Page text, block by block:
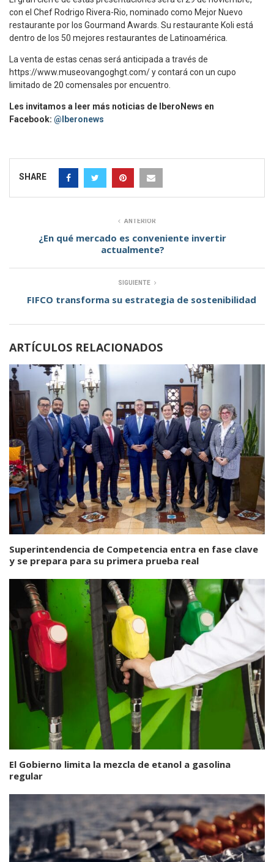
con el Chef Rodrigo Rivera-Rio, nominado como Mejor Nuevo
restaurante por los Gourmand Awards. Su restaurante Koli está
dentro de los 50 mejores restaurantes de Latinoamérica.
La venta de estas cenas será anticipada a través de
https://www.museovangoghgt.com/ y contará con un cupo
limitado de 20 comensales por encuentro.
Les invitamos a leer más noticias de IberoNews en
Facebook: @Iberonews
SHARE
ANTERIOR
¿En qué mercado es conveniente invertir
actualmente?
SIGUIENTE
FIFCO transforma su estrategia de sostenibilidad
ARTÍCULOS RELACIONADOS
Superintendencia de Competencia entra en fase clave
y se prepara para su primera prueba real
El Gobierno limita la mezcla de etanol a gasolina
regular